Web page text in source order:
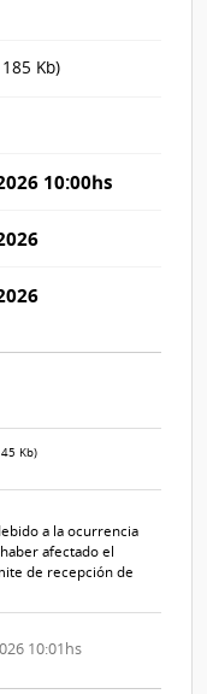
Kb)
10:00hs
Kb)
a la ocurrencia
afectado el
de recepción de
10:01hs